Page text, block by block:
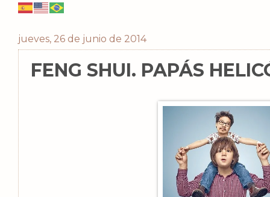
jueves, 26 de junio de 2014
FENG SHUI. PAPÁS